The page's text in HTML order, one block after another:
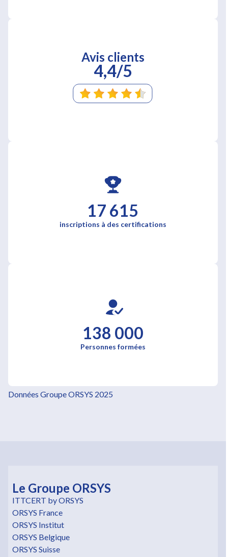
Avis clients
4,4/5
17 615
inscriptions à des certifications
138 000
Personnes formées
Données Groupe ORSYS 2025
Le Groupe ORSYS
ITTCERT by ORSYS
ORSYS France
ORSYS Institut
ORSYS Belgique
ORSYS Suisse